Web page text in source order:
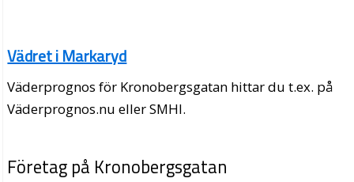
Vädret i Markaryd
Väderprognos för Kronobergsgatan hittar du t.ex. på
Väderprognos.nu eller SMHI.
Företag på Kronobergsgatan